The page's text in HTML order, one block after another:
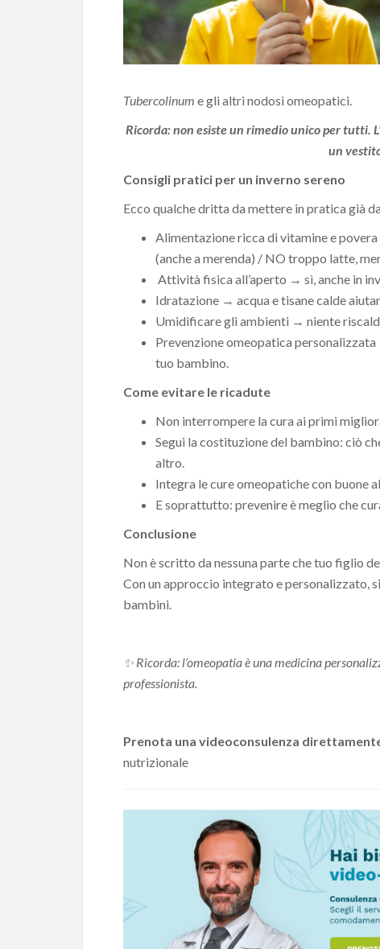
Tubercolinum e gli altri nodosi omeopatici.
Ricorda: non esiste un rimedio unico per tutti.
un
Consigli pratici per un inverno sereno
Ecco qualche dritta da mettere in pratica già
Alimentazione ricca di vitamine e
(anche a merenda) / NO troppo latte,
Attività fisica all’aperto → sì, anche in
Idratazione → acqua e tisane calde
Umidificare gli ambienti → niente
Prevenzione omeopatica personalizzata
tuo bambino.
Come evitare le ricadute
Non interrompere la cura ai primi
Segui la costituzione del bambino: ciò
altro.
Integra le cure omeopatiche con buone
E soprattutto: prevenire è meglio che
Conclusione
Non è scritto da nessuna parte che tuo figlio
Con un approccio integrato e personalizzato,
bambini.
✨Ricorda: l’omeopatia è una medicina
professionista.
Prenota una videoconsulenza
nutrizionale